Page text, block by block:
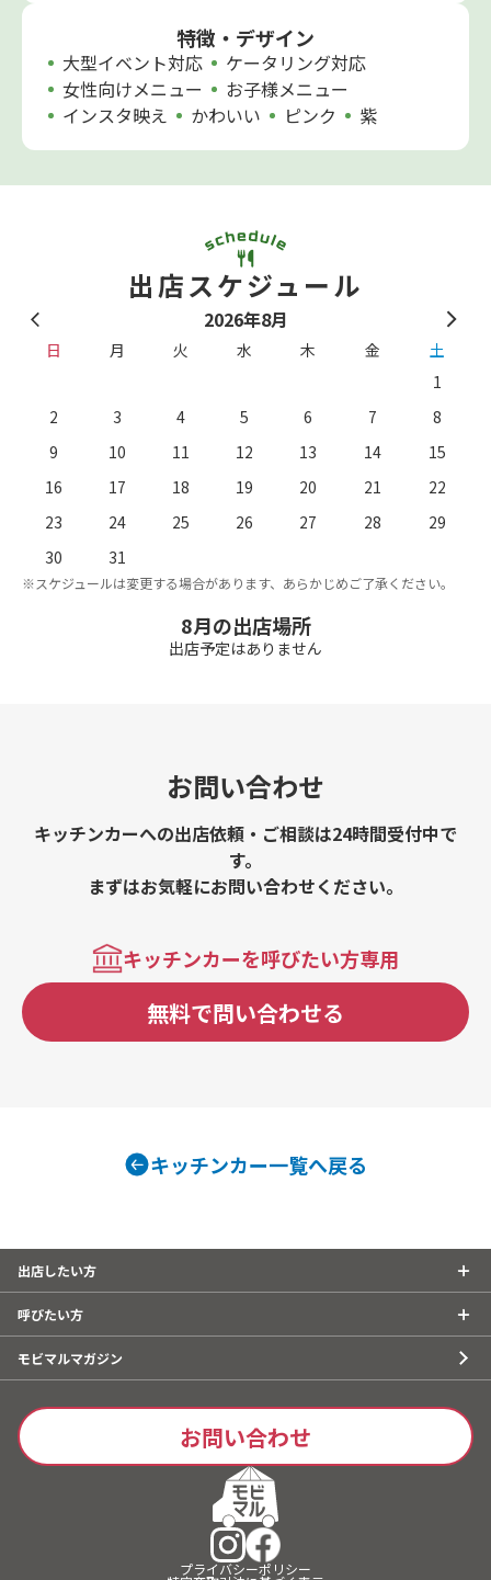
特徴・デザイン
大型イベント対応
ケータリング対応
女性向けメニュー
お子様メニュー
インスタ映え
かわいい ピンク 紫
出店スケジュール
2026年8月
日 月 火 水 木 金
土
1
2
3 4 5 6 7
8
9
10 11 12 13 14
15
16
17 18 19 20 21
22
23
24 25 26 27 28
29
30
31
※スケジュールは変更する場合があります、あらかじめご了承ください。
8月の出店場所
出店予定はありません
お問い合わせ
キッチンカーへの出店依頼・ご相談は24時間受付中で
す。
まずはお気軽にお問い合わせください。
キッチンカーを呼びたい方専用
無料で問い合わせる
キッチンカー一覧へ戻る
出店したい方
呼びたい方
モビマルマガジン
お問い合わせ
プライバシーポリシー